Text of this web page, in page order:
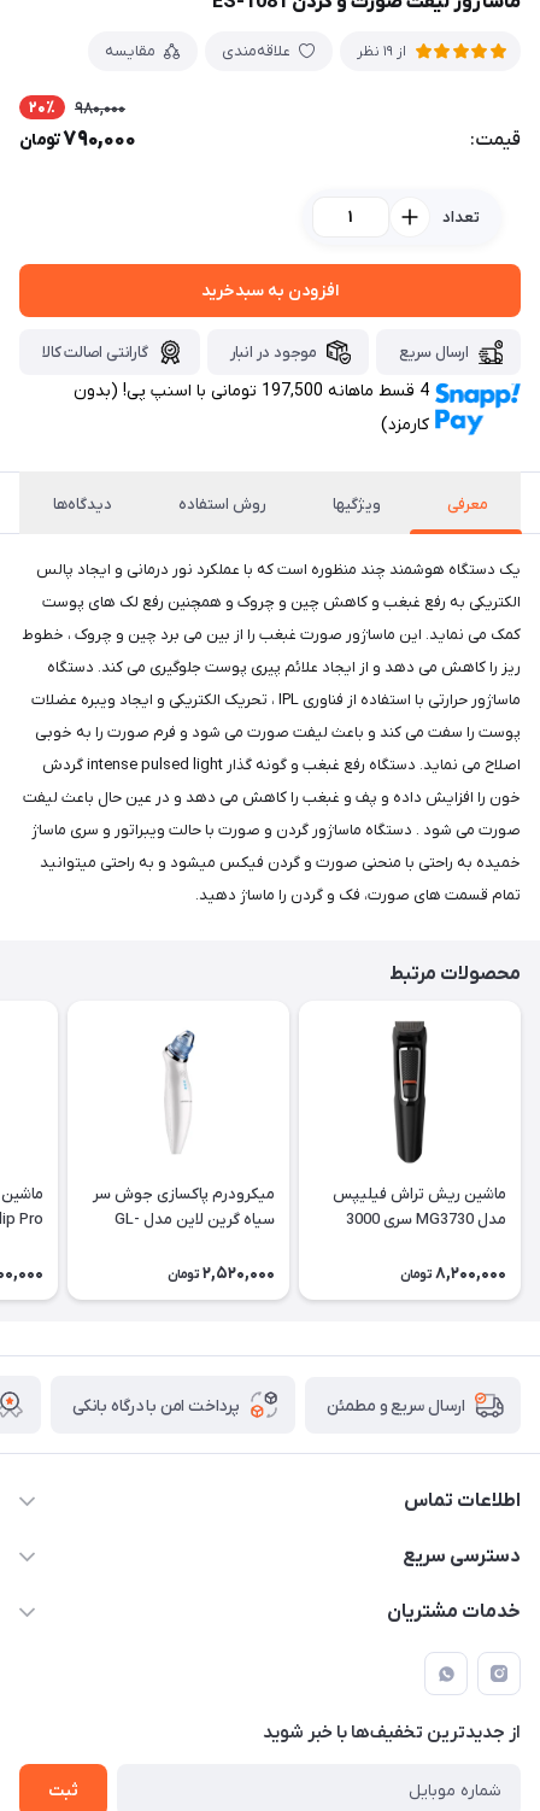
از 19 نظر علاقه‌مندی مقایسه
قیمت:
980,000 20٪
790,000تومان
تعداد
افزودن به سبدخرید
ارسال سریع موجود در انبار گارانتی اصالت کالا
4 قسط ماهانه 197,500 تومانی با اسنپ ‌پی! (بدون
کارمزد)
معرفی ویژگیها روش استفاده دیدگاه‌ها
یک دستگاه هوشمند چند منظوره است که با عملکرد نور درمانی و ایجاد پالس
الکتریکی به رفع غبغب و کاهش چین و چروک و همچنین رفع لک های پوست
کمک می نماید. این ماساژور صورت غبغب را از بین می برد چین و چروک ، خطوط
ریز را کاهش می دهد و از ایجاد علائم پیری پوست جلوگیری می کند. دستگاه
ماساژور حرارتی با استفاده از فناوری IPL ، تحریک الکتریکی و ایجاد ویبره عضلات
پوست را سفت می کند و باعث لیفت صورت می شود و فرم صورت را به خوبی
اصلاح می نماید. دستگاه رفع غبغب و گونه گذار intense pulsed light گردش
خون را افزایش داده و پف و غبغب را کاهش می دهد و در عین حال باعث لیفت
صورت می شود . دستگاه ماساژور گردن و صورت با حالت ویبراتور و سری ماساژ
خمیده به راحتی با منحنی صورت و گردن فیکس میشود و به راحتی میتوانید
تمام قسمت های صورت، فک و گردن را ماساژ دهید.
محصولات مرتبط
ماشین ریش تراش فیلیپس
مدل MG3730 سری 3000
8,200,000 تومان
میکرودرم پاکسازی جوش سر
سیاه گرین لاین مدل GL-
2,520,000 تومان
Pro
ارسال سریع و مطمئن پرداخت امن با درگاه بانکی
اطلاعات تماس
09171843500 و 07152240182
دسترسی سریع
حساب کاربری
لیست محصولات
درباره ما
خدمات مشتریان
راهنما
قوانین و مقررات
حریم خصوصی
از جدید‌ترین تخفیف‌ها با‌ خبر شوید
ثبت